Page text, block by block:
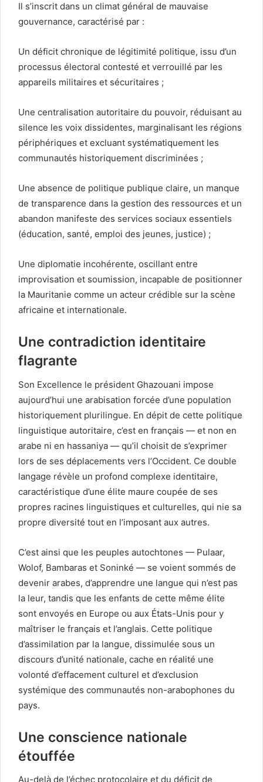
Il s’inscrit dans un climat général de mauvaise
gouvernance, caractérisé par :
Un déficit chronique de légitimité politique, issu d’un
processus électoral contesté et verrouillé par les
appareils militaires et sécuritaires ;
Une centralisation autoritaire du pouvoir, réduisant au
silence les voix dissidentes, marginalisant les régions
périphériques et excluant systématiquement les
communautés historiquement discriminées ;
Une absence de politique publique claire, un manque
de transparence dans la gestion des ressources et un
abandon manifeste des services sociaux essentiels
(éducation, santé, emploi des jeunes, justice) ;
Une diplomatie incohérente, oscillant entre
improvisation et soumission, incapable de positionner
la Mauritanie comme un acteur crédible sur la scène
africaine et internationale.
Une contradiction identitaire
flagrante
Son Excellence le président Ghazouani impose
aujourd’hui une arabisation forcée d’une population
historiquement plurilingue. En dépit de cette politique
linguistique autoritaire, c’est en français — et non en
arabe ni en hassaniya — qu’il choisit de s’exprimer
lors de ses déplacements vers l’Occident. Ce double
langage révèle un profond complexe identitaire,
caractéristique d’une élite maure coupée de ses
propres racines linguistiques et culturelles, qui nie sa
propre diversité tout en l’imposant aux autres.
C’est ainsi que les peuples autochtones — Pulaar,
Wolof, Bambaras et Soninké — se voient sommés de
devenir arabes, d’apprendre une langue qui n’est pas
la leur, tandis que les enfants de cette même élite
sont envoyés en Europe ou aux États-Unis pour y
maîtriser le français et l’anglais. Cette politique
d’assimilation par la langue, dissimulée sous un
discours d’unité nationale, cache en réalité une
volonté d’effacement culturel et d’exclusion
systémique des communautés non-arabophones du
pays.
Une conscience nationale
étouffée
Au-delà de l’échec protocolaire et du déficit de